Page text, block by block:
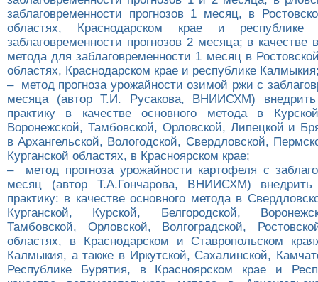
заблаговременности прогнозов 1 месяц, в
областях, Краснодарском крае и
заблаговременности прогнозов 2 месяца; в качестве
метода для заблаговременности 1 месяц в
областях, Краснодарском крае и республике
– метод прогноза урожайности озимой ржи с
месяца (автор Т.И. Русакова, ВНИИСХМ)
практику в качестве основного метода в
Воронежской, Тамбовской, Орловской, Липецкой и
в Архангельской, Вологодской, Свердловской,
Курганской областях, в Красноярском крае;
– метод прогноза урожайности картофеля с
месяц (автор Т.А.Гончарова, ВНИИСХМ)
практику: в качестве основного метода в
Курганской, Курской, Белгородской,
Тамбовской, Орловской, Волгоградской,
областях, в Краснодарском и Ставропольском
Калмыкия, а также в Иркутской, Сахалинской,
Республике Бурятия, в Красноярском крае и